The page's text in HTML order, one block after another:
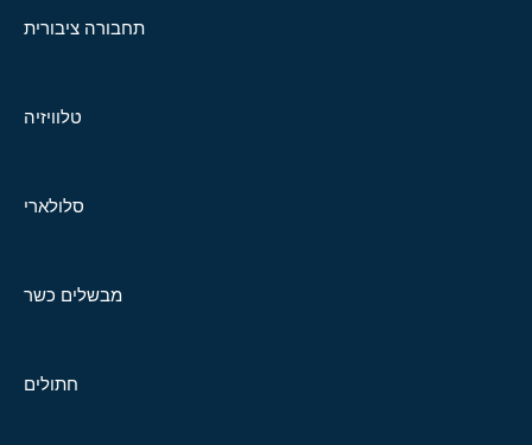
תחבורה ציבורית
טלוויזיה
סלולארי
מבשלים כשר
חתולים